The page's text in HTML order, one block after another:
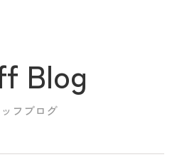
Blog
フブログ